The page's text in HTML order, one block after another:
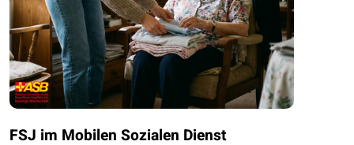
FSJ im Mobilen Sozialen Dienst